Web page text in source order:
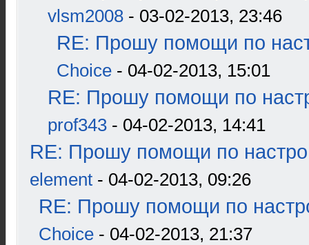
vlsm2008 - 03-02-2013, 23:46
RE: Прошу помощи по
Choice - 04-02-2013, 15:01
RE: Прошу помощи по
prof343 - 04-02-2013, 14:41
RE: Прошу помощи по
element - 04-02-2013, 09:26
RE: Прошу помощи по
Choice - 04-02-2013, 21:37